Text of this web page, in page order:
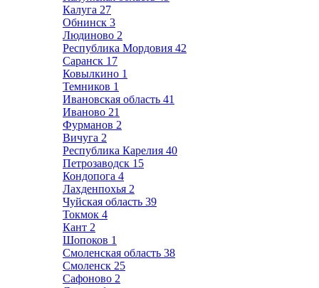
Калуга 27
Обнинск 3
Людиново 2
Республика Мордовия 42
Саранск 17
Ковылкино 1
Темников 1
Ивановская область 41
Иваново 21
Фурманов 2
Вичуга 2
Республика Карелия 40
Петрозаводск 15
Кондопога 4
Лахденпохья 2
Чуйская область 39
Токмок 4
Кант 2
Шопоков 1
Смоленская область 38
Смоленск 25
Сафоново 2